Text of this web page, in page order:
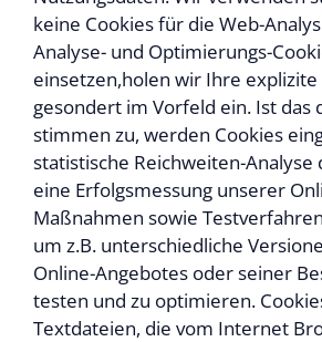
keine Cookies für die Web-
Analyse- und Optimierungs-
einsetzen,holen wir Ihre explizite
gesondert im Vorfeld ein. Ist das
stimmen zu, werden Cookies
statistische Reichweiten-Analyse
eine Erfolgsmessung unserer
Maßnahmen sowie
um z.B. unterschiedliche
Online-Angebotes oder seiner
testen und zu optimieren.
Textdateien, die vom Internet